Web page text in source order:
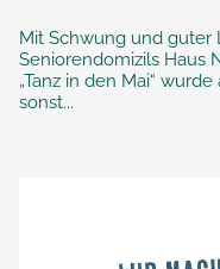
Mit Schwung und guter
Seniorendomizils Haus
„Tanz in den Mai“
sonst...